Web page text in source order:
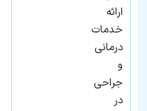
ارائه
خدمات
درمانی
و
جراحی
در